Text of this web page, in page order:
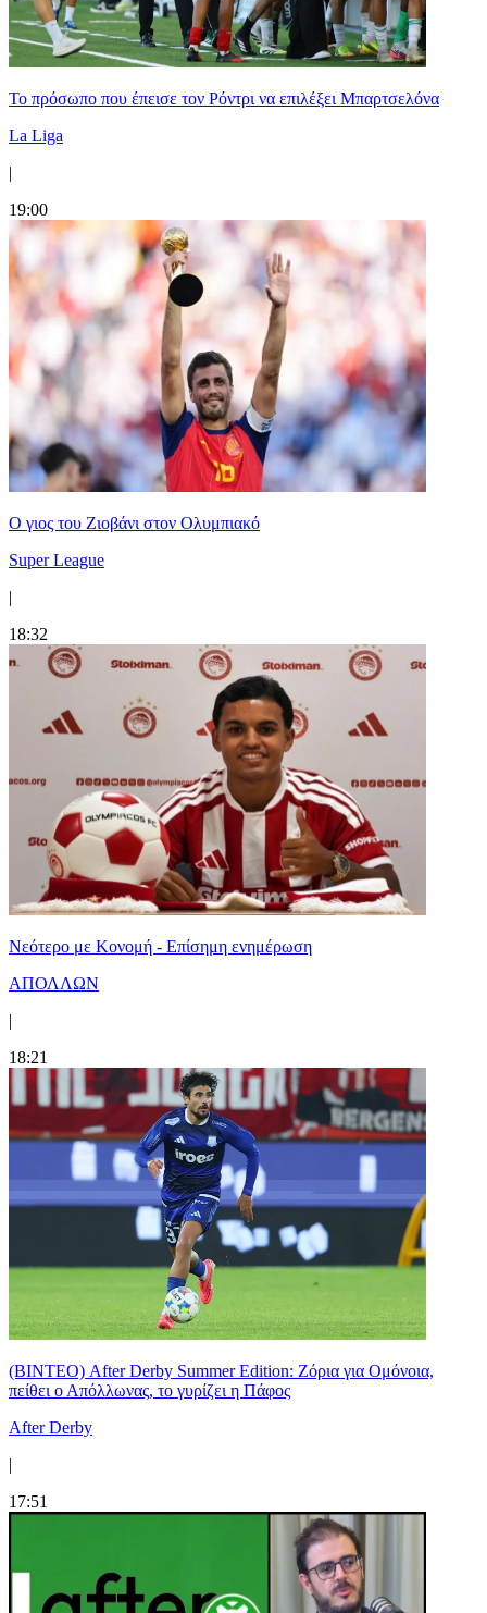
Το πρόσωπο που έπεισε τον Ρόντρι να επιλέξει Μπαρτσελόνα
La Liga
|
19:00
Ο γιος του Ζιοβάνι στον Ολυμπιακό
Super League
|
18:32
Νεότερο με Κονομή - Επίσημη ενημέρωση
ΑΠΟΛΛΩΝ
|
18:21
(ΒΙΝΤΕΟ) After Derby Summer Edition: Ζόρια για Ομόνοια,
πείθει ο Απόλλωνας, το γυρίζει η Πάφος
After Derby
|
17:51